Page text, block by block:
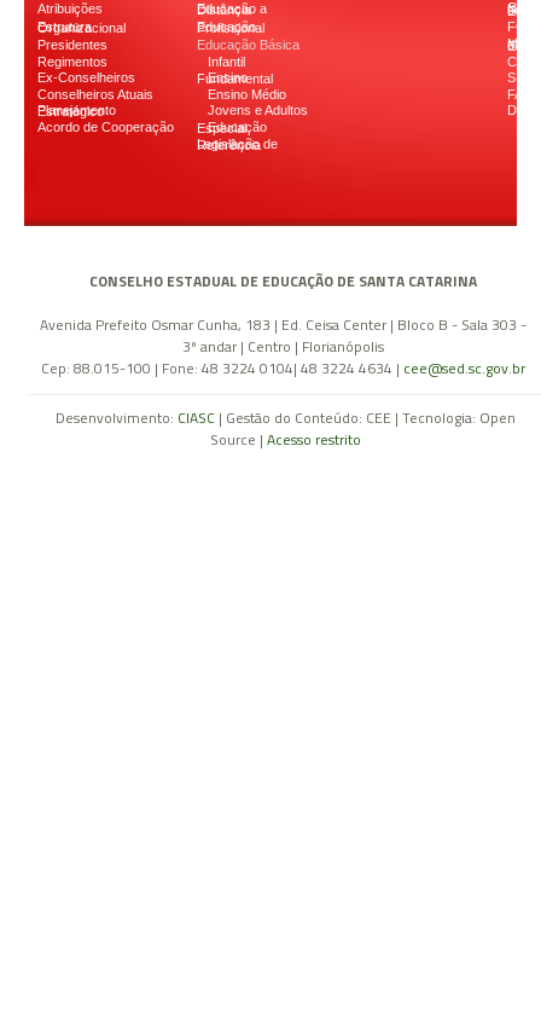
Atribuições
Educação a Distância
Conselho
Estrutura Organizacional
Educação Profissional
Presidentes
Educação Básica
Ministério
Regimentos
Infantil
Ex-Conselheiros
Ensino Fundamental
Conselheiros Atuais
Ensino Médio
Planejamento Estratégico
Jovens e Adultos
Acordo de Cooperação
Educação Especial
Legislação de Referência
CONSELHO ESTADUAL DE EDUCAÇÃO DE SANTA CATARINA
Avenida Prefeito Osmar Cunha, 183 | Ed. Ceisa Center | Bloco B - Sala 303 -
3º andar | Centro | Florianópolis
Cep: 88.015-100 | Fone: 48 3224 0104| 48 3224 4634 | cee@sed.sc.gov.br
Desenvolvimento: CIASC| Gestão do Conteúdo: CEE | Tecnologia: Open
Source | Acesso restrito